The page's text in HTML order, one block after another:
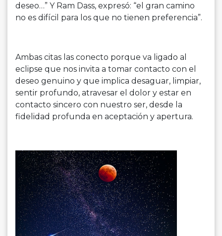
deseo…” Y Ram Dass, expresó: “el gran camino
no es difícil para los que no tienen preferencia”.
Ambas citas las conecto porque va ligado al
eclipse que nos invita a tomar contacto con el
deseo genuino y que implica desaguar, limpiar,
sentir profundo, atravesar el dolor y estar en
contacto sincero con nuestro ser, desde la
fidelidad profunda en aceptación y apertura.